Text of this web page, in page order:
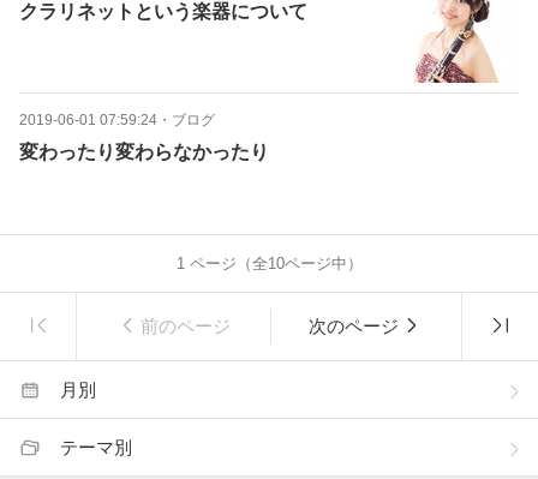
クラリネットという楽器について
2019-06-01 07:59:24 ・ ブログ
変わったり変わらなかったり
1ページ（全10ページ中）
前のページ 次のページ
月別
テーマ別